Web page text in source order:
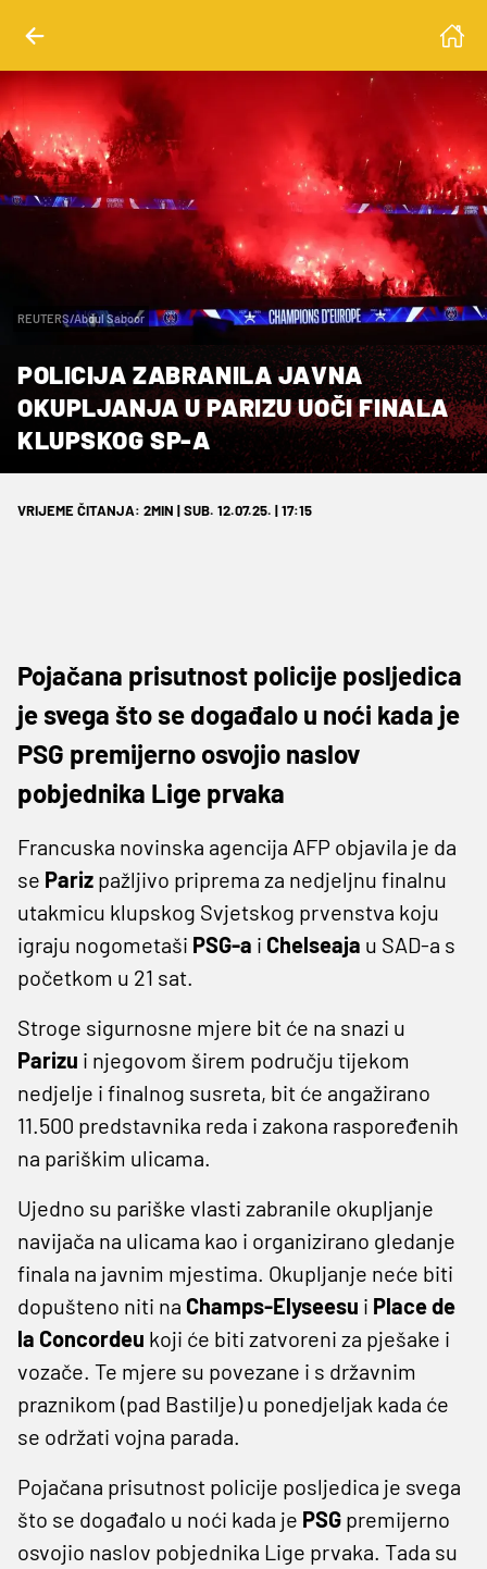
REUTERS/Abdul Saboor
POLICIJA ZABRANILA JAVNA
OKUPLJANJA U PARIZU UOČI FINALA
KLUPSKOG SP-A
VRIJEME ČITANJA: 2MIN | SUB. 12.07.25. | 17:15
Pojačana prisutnost policije posljedica
je svega što se događalo u noći kada je
PSG premijerno osvojio naslov
pobjednika Lige prvaka
Francuska novinska agencija AFP objavila je da
se Pariz pažljivo priprema za nedjeljnu finalnu
utakmicu klupskog Svjetskog prvenstva koju
igraju nogometaši PSG-a i Chelseaja u SAD-a s
početkom u 21 sat.
Stroge sigurnosne mjere bit će na snazi u
Parizu i njegovom širem području tijekom
nedjelje i finalnog susreta, bit će angažirano
11.500 predstavnika reda i zakona raspoređenih
na pariškim ulicama.
Ujedno su pariške vlasti zabranile okupljanje
navijača na ulicama kao i organizirano gledanje
finala na javnim mjestima. Okupljanje neće biti
dopušteno niti na Champs-Elyseesu i Place de
la Concordeu koji će biti zatvoreni za pješake i
vozače. Te mjere su povezane i s državnim
praznikom (pad Bastilje) u ponedjeljak kada će
se održati vojna parada.
Pojačana prisutnost policije posljedica je svega
što se događalo u noći kada je PSG premijerno
osvojio naslov pobjednika Lige prvaka. Tada su